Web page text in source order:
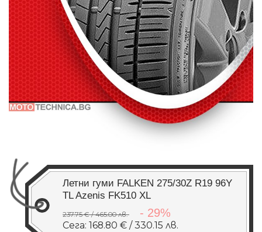
Летни гуми FALKEN 275/30Z R19 96Y
TL Azenis FK510 XL
237.75 € / 465.00 лв. - 29%
Сега: 168.80 € / 330.15 лв.